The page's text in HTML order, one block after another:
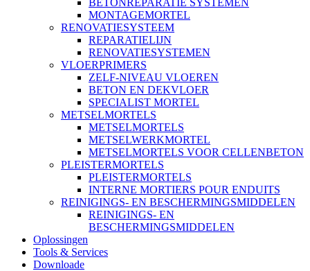
MONTAGEMORTEL
RENOVATIESYSTEEM
REPARATIELIJN
RENOVATIESYSTEMEN
VLOERPRIMERS
ZELF-NIVEAU VLOEREN
BETON EN DEKVLOER
SPECIALIST MORTEL
METSELMORTELS
METSELMORTELS
METSELWERKMORTEL
METSELMORTELS VOOR CELLENBETON
PLEISTERMORTELS
PLEISTERMORTELS
INTERNE MORTIERS POUR ENDUITS
REINIGINGS- EN BESCHERMINGSMIDDELEN
REINIGINGS- EN
BESCHERMINGSMIDDELEN
Oplossingen
Tools & Services
Downloade